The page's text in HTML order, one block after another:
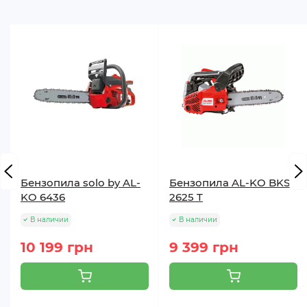
Бензопила solo by AL-
KO 6436
В наличии
10 199 грн
Бензопила AL-KO BKS
2625 T
В наличии
9 399 грн